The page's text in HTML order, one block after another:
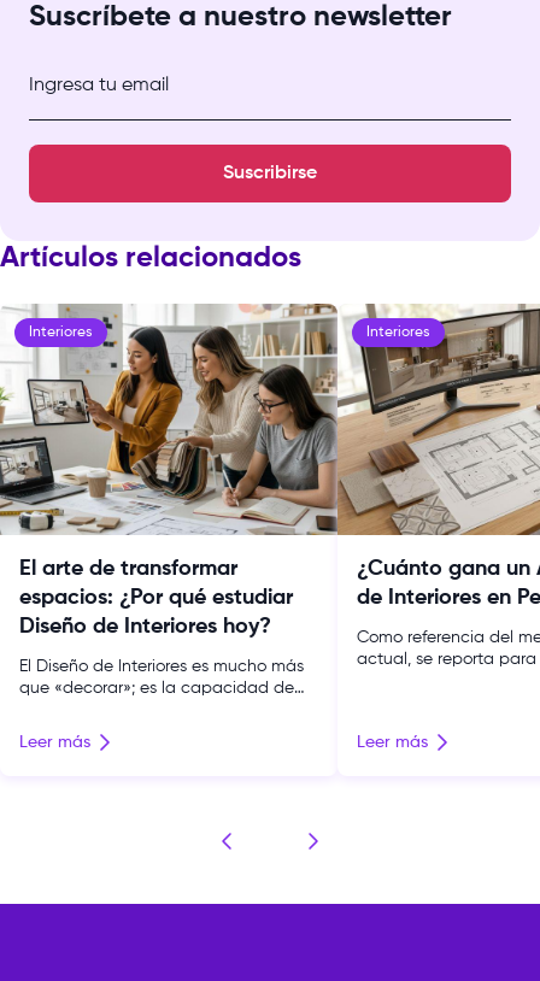
Suscríbete a nuestro newsletter
Ingresa tu email
Suscribirse
Artículos relacionados
Interiores
El arte de transformar
espacios: ¿Por qué estudiar
Diseño de Interiores hoy?
El Diseño de Interiores es mucho más
que «decorar»; es la capacidad de
experiencia con sentido. En un mundo
donde el sector inmobiliario crece día
emprendimiento. Creatividad
Leer más
Interiores
¿Cuánto gana un
de Interiores en
Como referencia del
actual, se reporta
paralelo, otros portales
Leer más